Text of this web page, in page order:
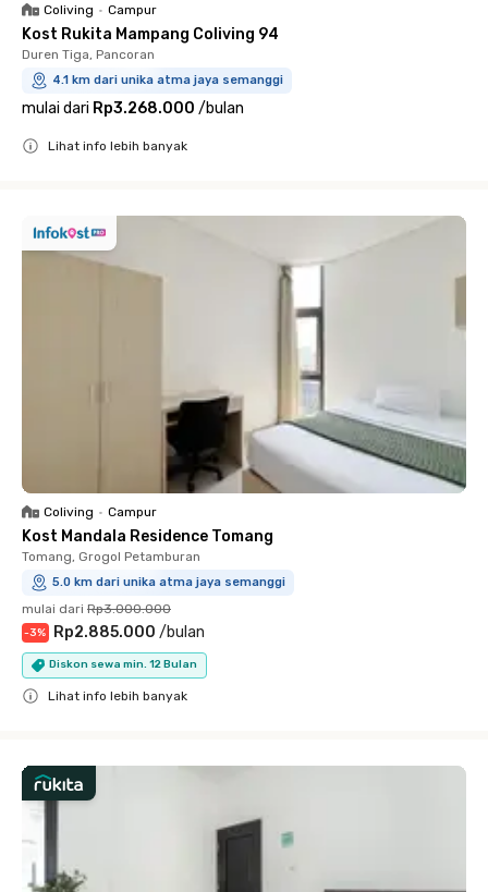
Coliving • Campur
Kost Rukita Mampang Coliving 94
Duren Tiga, Pancoran
4.1 km dari unika atma jaya semanggi
mulai dari Rp3.268.000 /bulan
Lihat info lebih banyak
Coliving • Campur
Kost Mandala Residence Tomang
Tomang, Grogol Petamburan
5.0 km dari unika atma jaya semanggi
mulai dari Rp3.000.000
-3% Rp2.885.000 /bulan
Diskon sewa min. 12 Bulan
Lihat info lebih banyak